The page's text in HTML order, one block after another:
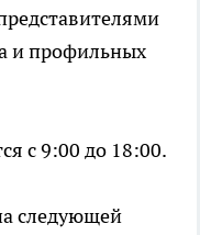
и профильных
с 9:00 до 18:00.
следующей